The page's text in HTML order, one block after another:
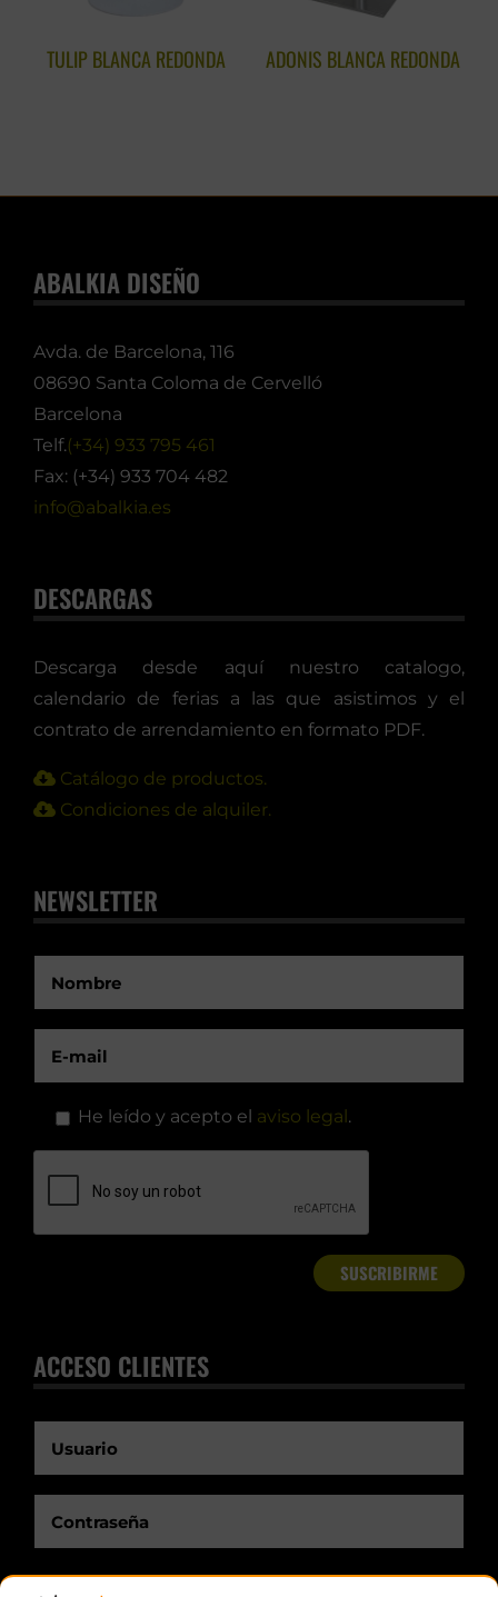
TULIP BLANCA REDONDA ADONIS BLANCA REDONDA
ABALKIA DISEÑO
Avda. de Barcelona, 116
08690 Santa Coloma de Cervelló
Barcelona
Telf.(+34) 933 795 461
Fax: (+34) 933 704 482
info@abalkia.es
DESCARGAS
Descarga desde aquí nuestro catalogo,
calendario de ferias a las que asistimos y el
contrato de arrendamiento en formato PDF.
Catálogo de productos.
Condiciones de alquiler.
NEWSLETTER
He leído y acepto el aviso legal .
ACCESO CLIENTES
Recuérdame.